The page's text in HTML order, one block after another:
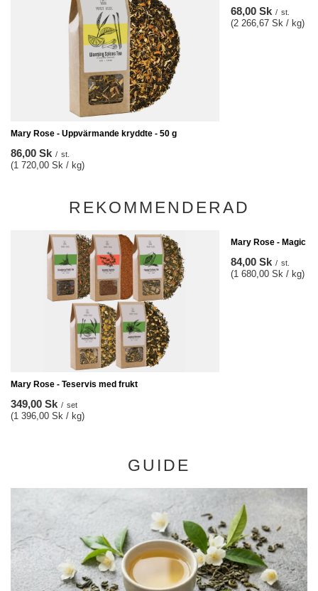
Mary Rose - Uppvärmande kryddte - 50 g
86,00 Sk / st.
(1 720,00 Sk / kg)
68,00 Sk / st.
(2 266,67 Sk / kg)
REKOMMENDERAD
Mary Rose - Teservis med frukt
349,00 Sk / set
(1 396,00 Sk / kg)
Mary Rose - Magic
84,00 Sk / st.
(1 680,00 Sk / kg)
GUIDE